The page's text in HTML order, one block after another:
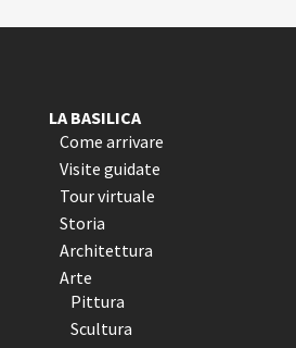
LA BASILICA
Come arrivare
Visite guidate
Tour virtuale
Storia
Architettura
Arte
Pittura
Scultura